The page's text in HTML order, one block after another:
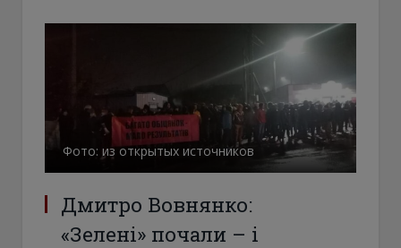
Фото: из открытых источников
Дмитро Вовнянко:
«Зелені» почали – і